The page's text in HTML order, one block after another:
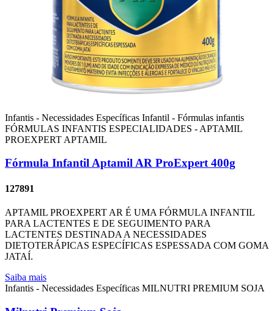
Infantis - Necessidades Específicas Infantil - Fórmulas infantis
FÓRMULAS INFANTIS ESPECIALIDADES - APTAMIL
PROEXPERT APTAMIL
Fórmula Infantil Aptamil AR ProExpert 400g
127891
APTAMIL PROEXPERT AR É UMA FÓRMULA INFANTIL
PARA LACTENTES E DE SEGUIMENTO PARA
LACTENTES DESTINADA A NECESSIDADES
DIETOTERÁPICAS ESPECÍFICAS ESPESSADA COM GOMA
JATAÍ.
Saiba mais
Infantis - Necessidades Específicas MILNUTRI PREMIUM SOJA